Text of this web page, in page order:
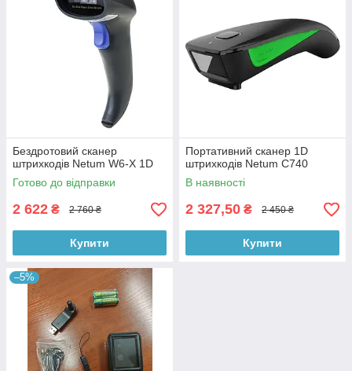
Бездротовий сканер
штрихкодів Netum W6-X 1D
Готово до відправки
2 622 ₴ 2 760 ₴
Купити
Портативний сканер 1D
штрихкодів Netum C740
В наявності
2 327,50 ₴ 2 450 ₴
Купити
–5%